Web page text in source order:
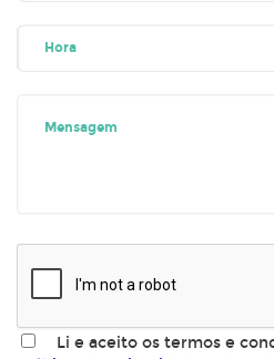
Li e aceito os termos e